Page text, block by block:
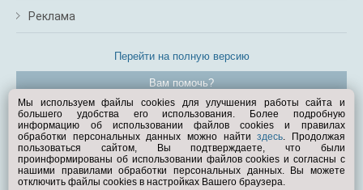
Реклама
Перейти на полную версию
Вам помочь?
© Exist.ru 1998—2026
Мы используем файлы cookies для улучшения работы сайта и
большего удобства его использования. Более подробную
информацию об использовании файлов cookies и правилах
обработки персональных данных можно найтиздесь. Продолжая
пользоваться сайтом, Вы подтверждаете, что были
проинформированы об использовании файлов cookies и согласны с
нашими правилами обработки персональных данных. Вы можете
отключить файлы cookies в настройках Вашего браузера.